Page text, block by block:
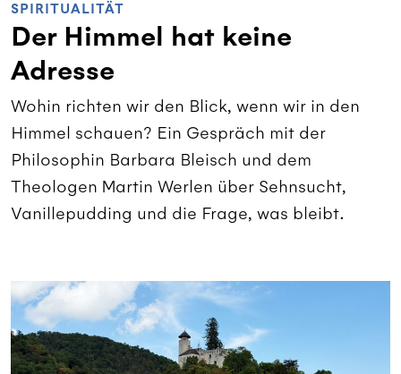
SPIRITUALITÄT
Der Himmel hat keine
Adresse
Wohin richten wir den Blick, wenn wir in den
Himmel schauen? Ein Gespräch mit der
Philosophin Barbara Bleisch und dem
Theologen Martin Werlen über Sehnsucht,
Vanillepudding und die Frage, was bleibt.